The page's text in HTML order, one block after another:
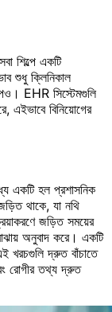
শিল্পে একটি
শুধু ক্লিনিকাল
EHR সিস্টেমগুলি
এইভাবে বিনিয়োগের
একটি হল প্রশাসনিক
থাকে, যা নথি
জড়িত সময়ের
অনুবাদ করে। একটি
খরচগুলি দ্রুত বাঁচাতে
রোগীর তথ্য দ্রুত